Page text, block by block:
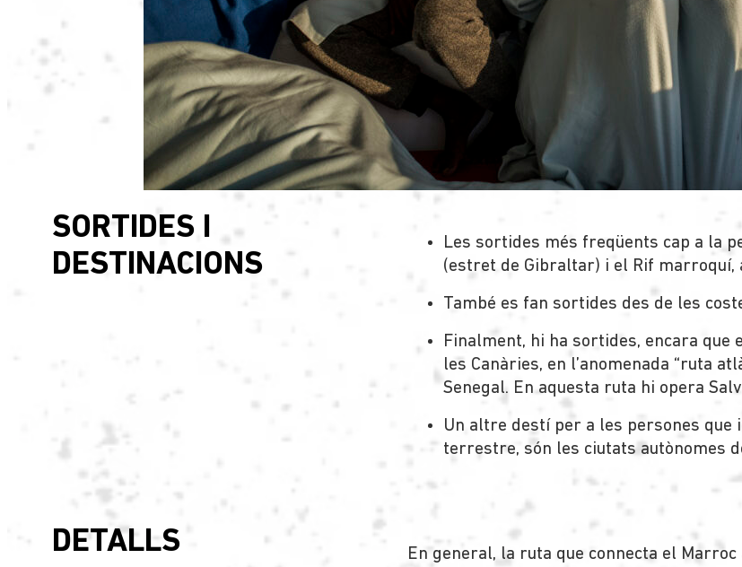
SORTIDES I
DESTINACIONS
Les sortides més freqüents cap a la
(estret de Gibraltar) i el Rif marroquí,
També es fan sortides des de les
Finalment, hi ha sortides, encara que
les Canàries, en l’anomenada “ruta
Senegal. En aquesta ruta hi opera
Un altre destí per a les persones que
terrestre, són les ciutats autònomes
DETALLS
En general, la ruta que connecta el